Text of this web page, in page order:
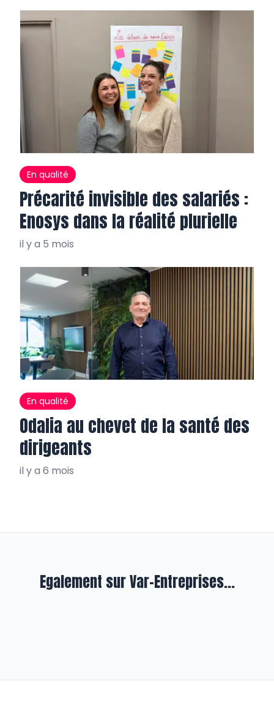
En qualité
Précarité invisible des salariés :
Enosys dans la réalité plurielle
il y a 5 mois
En qualité
Odalia au chevet de la santé des
dirigeants
il y a 6 mois
Egalement sur Var-Entreprises...